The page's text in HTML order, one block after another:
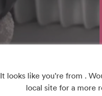
It looks like you're from .
local site for a more